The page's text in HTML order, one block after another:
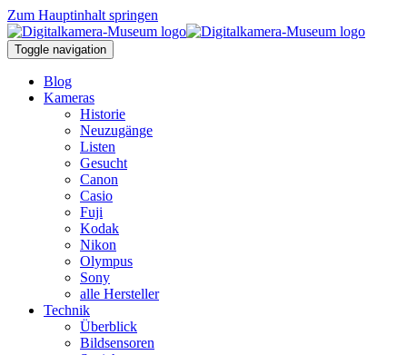
Zum Hauptinhalt springen
Toggle navigation
Blog
Kameras
Historie
Neuzugänge
Listen
Gesucht
Canon
Casio
Fuji
Kodak
Nikon
Olympus
Sony
alle Hersteller
Technik
Überblick
Bildsensoren